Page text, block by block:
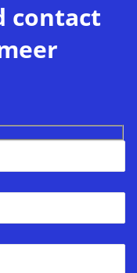
contact